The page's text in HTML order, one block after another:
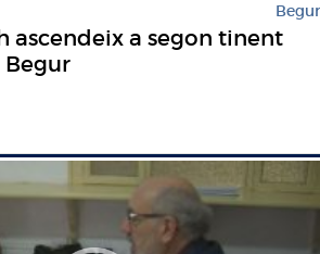
Begur
ascendeix a segon tinent